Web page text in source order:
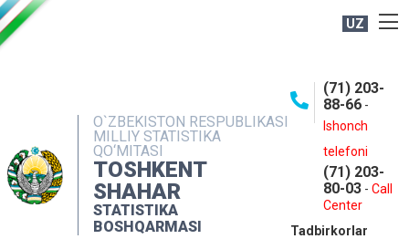
UZ
O`ZBEKISTON RESPUBLIKASI
MILLIY STATISTIKA
QO‘MITASI
TOSHKENT
SHAHAR
STATISTIKA
BOSHQARMASI
(71) 203-
88-66 -
Ishonch
telefoni
(71) 203-
80-03 - Call
Center
Tadbirkorlar
NASHRLAR
INTERAKTIV XIZMATLAR
MATBUOT XIZMATI
MUROJAATLAR